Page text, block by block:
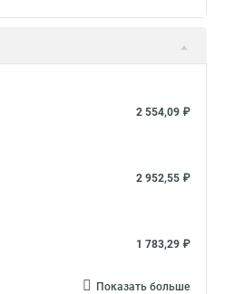
2 554,09 ₽
2 952,55 ₽
1 783,29 ₽
Показать больше